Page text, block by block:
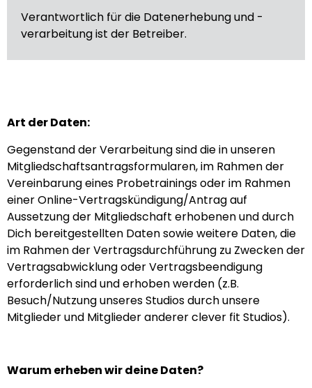
Verantwortlich für die Datenerhebung und -
verarbeitung ist der Betreiber.
Art der Daten:
Gegenstand der Verarbeitung sind die in unseren
Mitgliedschaftsantragsformularen, im Rahmen der
Vereinbarung eines Probetrainings oder im Rahmen
einer Online-Vertragskündigung/Antrag auf
Aussetzung der Mitgliedschaft erhobenen und durch
Dich bereitgestellten Daten sowie weitere Daten, die
im Rahmen der Vertragsdurchführung zu Zwecken der
Vertragsabwicklung oder Vertragsbeendigung
erforderlich sind und erhoben werden (z.B.
Besuch/Nutzung unseres Studios durch unsere
Mitglieder und Mitglieder anderer clever fit Studios).
Warum erheben wir deine Daten?